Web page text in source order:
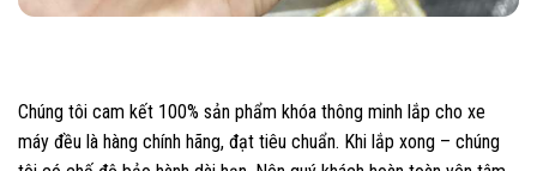
Chúng tôi cam kết 100% sản phẩm khóa thông minh lắp cho xe
máy đều là hàng chính hãng, đạt tiêu chuẩn. Khi lắp xong – chúng